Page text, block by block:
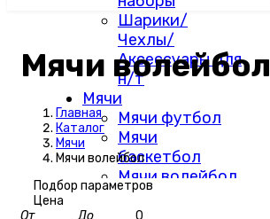
Шарики/
Чехлы/
Аксессуары для
н/т
Мячи
Мячи футбол
Мячи
баскетбол
Мячи волейбол
Аксессуары
Мячи волейбол
Главная
Каталог
Мячи
Мячи волейбол
Подбор параметров
Цена